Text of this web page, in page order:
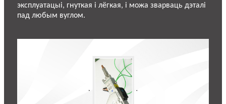
эксплуатацыі, гнуткая і лёгкая, і можа зварваць дэталі
пад любым вуглом.